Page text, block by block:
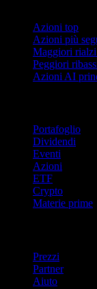
Azioni top
Azioni più
Maggiori
Peggiori
Azioni AI
Portafoglio
Dividendi
Eventi
Azioni
ETF
Crypto
Materie prime
Prezzi
Partner
Aiuto